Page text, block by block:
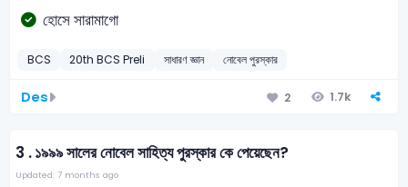
হোসে সারামাগো
BCS 20th BCS Preli সাধারণ জ্ঞান নোবেল পুরস্কার
Des 2 1.7k
3 .১৯৯৯ সালের নোবেল সাহিত্য পুরস্কার কে পেয়েছেন?
Updated: 7 months ago